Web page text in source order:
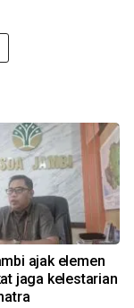
ajak elemen
jaga kelestarian